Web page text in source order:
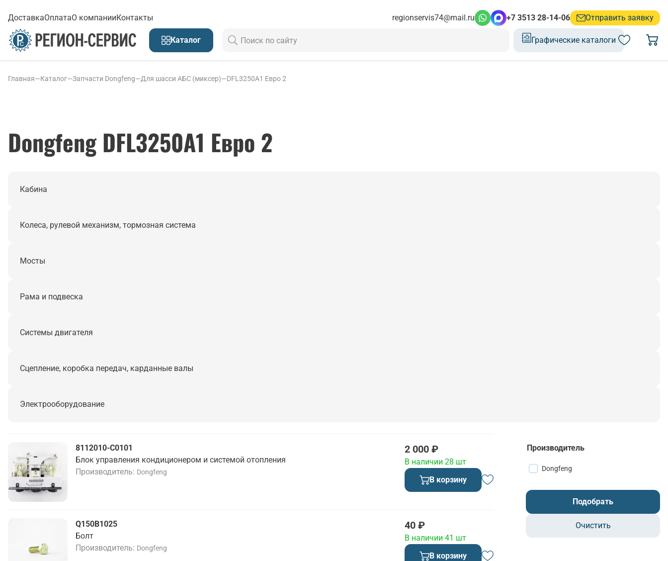
ДоставкаОплатаО компанииКонтакты regionservis74@mail.ru +7 3513 28-14-06 Отправить заявку
Каталог Графические каталоги
Главная—Каталог—Запчасти Dongfeng—Для шасси АБС (миксер)—DFL3250A1 Евро 2
Dongfeng DFL3250A1 Евро 2
Кабина
Колеса, рулевой механизм, тормозная система
Мосты
Рама и подвеска
Системы двигателя
Сцепление, коробка передач, карданные валы
Электрооборудование
8112010-C0101
Блок управления кондиционером и системой отопления
Производитель
Dongfeng
2 000 ₽
В наличии 28 шт
В корзину
Q150B1025
Болт
Производитель
Dongfeng
40 ₽
В наличии 41 шт
В корзину
Производитель
Dongfeng
Подобрать
Очистить